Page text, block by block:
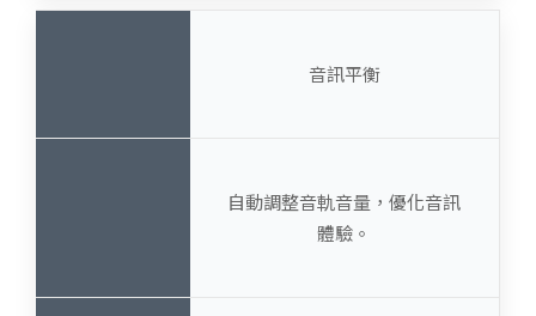
音訊平衡
自動調整音軌音量，優化音訊
體驗。